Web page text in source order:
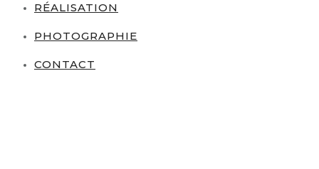
RÉALISATION
PHOTOGRAPHIE
CONTACT